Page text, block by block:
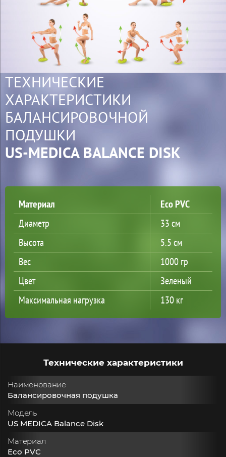
ТЕХНИЧЕСКИЕ
ХАРАКТЕРИСТИКИ
БАЛАНСИРОВОЧНОЙ
ПОДУШКИ
US-MEDICA BALANCE DISK
Материал
Eco PVC
Диаметр
33 см
Высота
5.5 см
Вес
1000 гр
Цвет
Зеленый
Максимальная нагрузка
130 кг
Технические характеристики
Наименование
Балансировочная подушка
Модель
US MEDICA Balance Disk
Материал
Eco PVC